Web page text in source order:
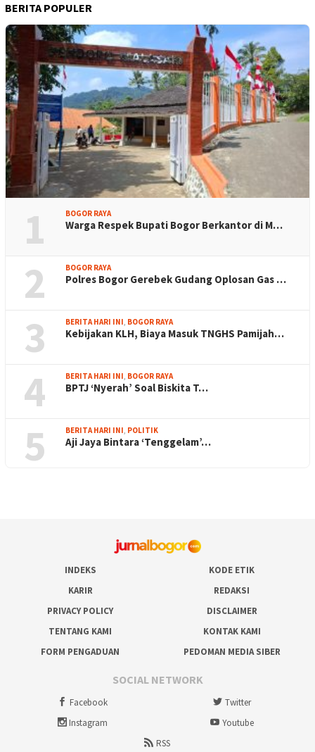
BERITA POPULER
1 BOGOR RAYA
Warga Respek Bupati Bogor Berkantor di M…
2 BOGOR RAYA
Polres Bogor Gerebek Gudang Oplosan Gas …
3 BERITA HARI INI, BOGOR RAYA
Kebijakan KLH, Biaya Masuk TNGHS Pamijah…
4 BERITA HARI INI, BOGOR RAYA
BPTJ ‘Nyerah’ Soal Biskita T…
5 BERITA HARI INI, POLITIK
Aji Jaya Bintara ‘Tenggelam’…
INDEKS
KODE ETIK
KARIR
REDAKSI
PRIVACY POLICY
DISCLAIMER
TENTANG KAMI
KONTAK KAMI
FORM PENGADUAN
PEDOMAN MEDIA SIBER
SOCIAL NETWORK
Facebook
Twitter
Instagram
Youtube
RSS